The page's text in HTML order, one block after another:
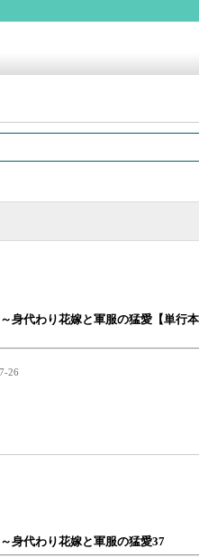
身代わり花嫁と軍服の猛愛【単行
26
身代わり花嫁と軍服の猛愛37